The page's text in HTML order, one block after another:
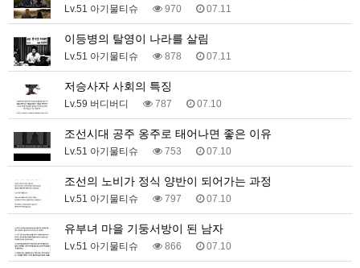
Lv.51 아기물티슈 970 07.11
이등병의 탈영이 나라를 살림
Lv.51 아기물티슈 878 07.11
저승사자 사회의 특징
Lv.59 버디버디 787 07.10
조선시대 공주 옹주로 태어나면 좋은 이유
Lv.51 아기물티슈 753 07.10
조선의 노비가 정식 양반이 되어가는 과정
Lv.51 아기물티슈 797 07.10
유부녀 마을 기둥서방이 된 남자
Lv.51 아기물티슈 866 07.10